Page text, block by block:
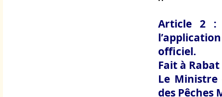
Article 2
officiel.
Fait à Rabat
Le Ministre
des Pêches